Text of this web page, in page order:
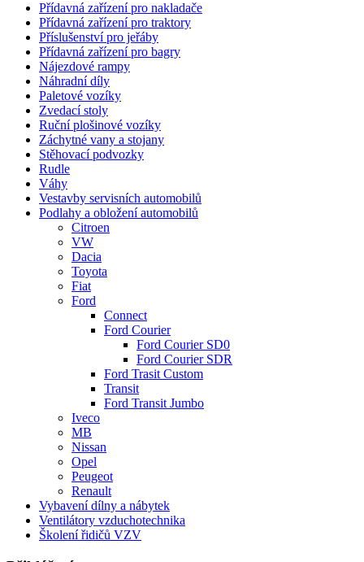
Přídavná zařízení pro nakladače
Přídavná zařízení pro traktory
Příslušenství pro jeřáby
Přídavná zařízení pro bagry
Nájezdové rampy
Náhradní díly
Paletové vozíky
Zvedací stoly
Ruční plošinové vozíky
Záchytné vany a stojany
Stěhovací podvozky
Rudle
Váhy
Vestavby servisních automobilů
Podlahy a obložení automobilů
Citroen
VW
Dacia
Toyota
Fiat
Ford
Connect
Ford Courier
Ford Courier SD0
Ford Courier SDR
Ford Trasit Custom
Transit
Ford Transit Jumbo
Iveco
MB
Nissan
Opel
Peugeot
Renault
Vybavení dílny a nábytek
Ventilátory vzduchotechnika
Školení řidičů VZV